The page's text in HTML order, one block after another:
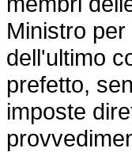
Ministro
dell'ultimo
prefetto,
imposte